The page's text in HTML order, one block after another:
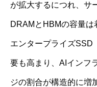
が拡大するにつれ、サ
DRAMとHBMの容量は
エンタープライズSSD
要も高まり、AIインフ
ジの割合が構造的に増